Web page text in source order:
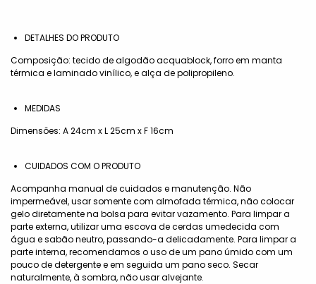
DETALHES DO PRODUTO
Composição: tecido de algodão acquablock, forro em manta
térmica e laminado vinílico, e alça de polipropileno.
MEDIDAS
Dimensões: A 24cm x L 25cm x F 16cm
CUIDADOS COM O PRODUTO
Acompanha manual de cuidados e manutenção. Não
impermeável, usar somente com almofada térmica, não colocar
gelo diretamente na bolsa para evitar vazamento. Para limpar a
parte externa, utilizar uma escova de cerdas umedecida com
água e sabão neutro, passando-a delicadamente. Para limpar a
parte interna, recomendamos o uso de um pano úmido com um
pouco de detergente e em seguida um pano seco. Secar
naturalmente, à sombra, não usar alvejante.